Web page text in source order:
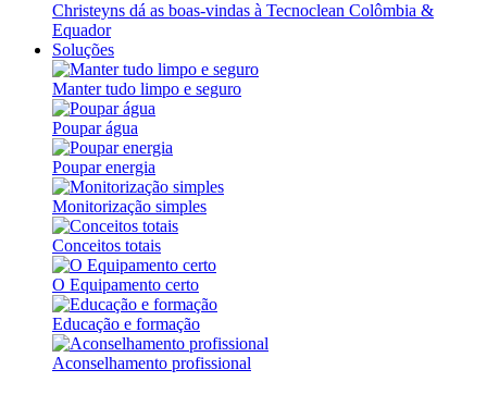
Christeyns dá as boas-vindas à Tecnoclean Colômbia &
Equador
Soluções
Manter tudo limpo e seguro
Poupar água
Poupar energia
Monitorização simples
Conceitos totais
O Equipamento certo
Educação e formação
Aconselhamento profissional